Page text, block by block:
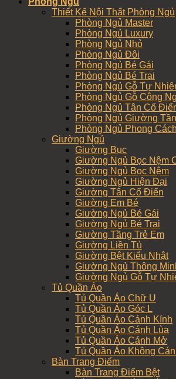
Thiết Kế Nội Thất Phòng Ngủ
Phòng Ngủ Master
Phòng Ngủ Luxury
Phòng Ngủ Nhỏ
Phòng Ngủ Đôi
Phòng Ngủ Bé Gái
Phòng Ngủ Bé Trai
Phòng Ngủ Gỗ Tự
Phòng Ngủ Gỗ Công
Phòng Ngủ Tân Cổ
Phòng Ngủ Giường
Phòng Ngủ Phong
Giường Ngủ
Giường Bục
Giường Ngủ Bọc Nệm
Giường Ngủ Bọc Nệm
Giường Ngủ Hiện Đại
Giường Tân Cổ Điển
Giường Em Bé
Giường Ngủ Bé Gái
Giường Ngủ Bé Trai
Giường Tầng Trẻ Em
Giường Liền Tủ
Giường Bệt Kiểu Nhật
Giường Ngủ Thông
Giường Ngủ Gỗ Tự
Tủ Quần Áo
Tủ Quần Áo Chữ U
Tủ Quần Áo Góc L
Tủ Quần Áo Cánh Kính
Tủ Quần Áo Cánh Lùa
Tủ Quần Áo Cánh Mở
Tủ Quần Áo Không
Bàn Trang Điểm
Bàn Trang Điểm Bệt